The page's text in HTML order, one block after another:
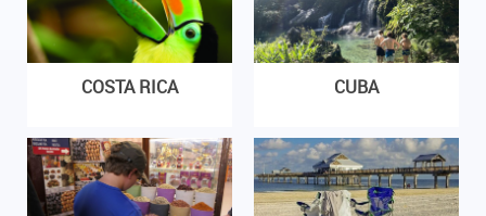
COSTA RICA CUBA